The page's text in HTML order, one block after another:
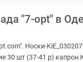
"7-opt" в
Носки-
30 шт (37-41 р)